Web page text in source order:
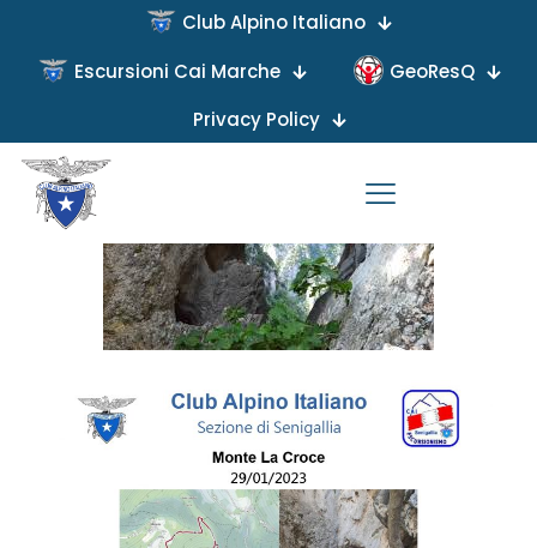
Club Alpino Italiano
Escursioni Cai Marche
GeoResQ
Privacy Policy